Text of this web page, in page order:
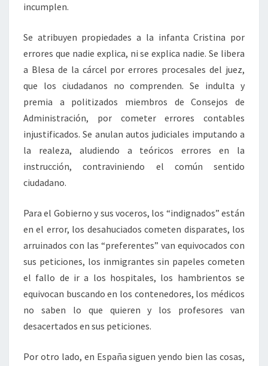
incumplen.
Se atribuyen propiedades a la infanta Cristina por
errores que nadie explica, ni se explica nadie. Se libera
a Blesa de la cárcel por errores procesales del juez,
que los ciudadanos no comprenden. Se indulta y
premia a politizados miembros de Consejos de
Administración, por cometer errores contables
injustificados. Se anulan autos judiciales imputando a
la realeza, aludiendo a teóricos errores en la
instrucción, contraviniendo el común sentido
ciudadano.
Para el Gobierno y sus voceros, los “indignados” están
en el error, los desahuciados cometen disparates, los
arruinados con las “preferentes” van equivocados con
sus peticiones, los inmigrantes sin papeles cometen
el fallo de ir a los hospitales, los hambrientos se
equivocan buscando en los contenedores, los médicos
no saben lo que quieren y los profesores van
desacertados en sus peticiones.
Por otro lado, en España siguen yendo bien las cosas,